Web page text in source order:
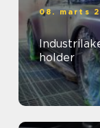
08. marts
holder